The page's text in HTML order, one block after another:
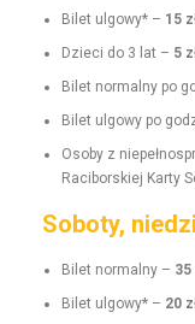
Bilet ulgo­wy* – 15
Dzieci do 3 lat – 5
Bilet nor­mal­ny po
Bilet ulgo­wy po
Oso­by z
Raci­borskiej Kar­ty
Soboty,
Bilet nor­mal­ny – 35
Bilet ulgo­wy* – 20